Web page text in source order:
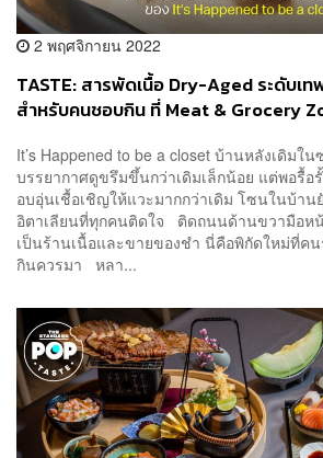
2 พฤศจิกายน 2022
TASTE: สารพัดเนื้อ Dry-Aged ระดับเ
สำหรับคนชอบกิน ที่ Meat & Grocery
It’s Happened to be a closet บ้านหลังเดิมใ
บรรยากาศดูขรึมขึ้นกว่าเดิมเล็กน้อย แต่พอรื้อ
อบอุ่นเชื้อเชิญให้แวะมากกว่าเดิม โซนในบ้าน
อิตาเลียนที่ทุกคนติดใจ ติดถนนด้านขวามือห
เป็นร้านเนื้อและขายของชำ นี่คือพิกัดใหม่ที่ค
กินควรมา หลา...